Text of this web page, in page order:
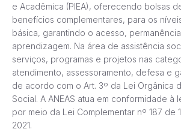
e Acadêmica (PIEA), oferecendo bolsas
benefícios complementares, para os
básica, garantindo o acesso,
aprendizagem. Na área de assistência
serviços, programas e projetos nas
atendimento, assessoramento, defesa e
de acordo com o Art. 3º da Lei Orgânica
Social. A ANEAS atua em conformidade à
por meio da Lei Complementar nº 187 de
2021.